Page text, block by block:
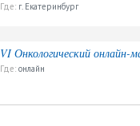
Где: г. Екатеринбург
VI Онкологический
Где: онлайн